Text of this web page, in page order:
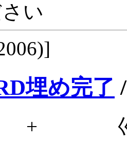
い
埋め完了
巛